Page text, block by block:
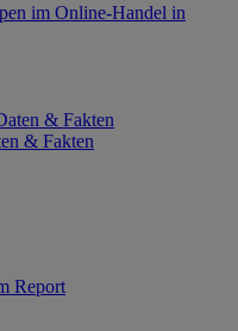
im Online-Handel in
& Fakten
& Fakten
Report